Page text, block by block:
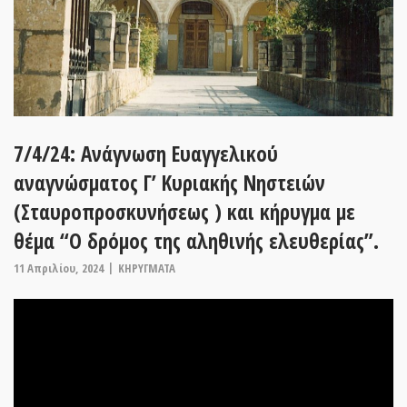
7/4/24: Ανάγνωση Ευαγγελικού
αναγνώσματος Γ’ Κυριακής Νηστειών
(Σταυροπροσκυνήσεως ) και κήρυγμα με
θέμα “Ο δρόμος της αληθινής ελευθερίας”.
11 Απριλίου, 2024 ΚΗΡΥΓΜΑΤΑ